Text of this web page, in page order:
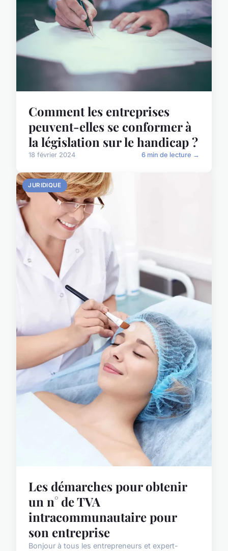
Comment les entreprises
peuvent-elles se conformer à
la législation sur le handicap ?
18 février 2024 6 min de lecture →
JURIDIQUE
Les démarches pour obtenir
un n° de TVA
intracommunautaire pour
son entreprise
Bonjour à tous les entrepreneurs et expert-